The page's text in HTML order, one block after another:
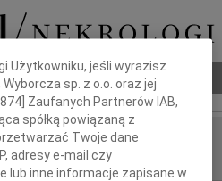
pogrzebowy
Pietrasińska
Użytkowniku, jeśli wyrazisz
sp. z o.o. oraz jej
874 ] Zaufanych Partnerów IAB,
spółką powiązaną z
Twoje dane
adresy e-mail czy
lub inne informacje zapisane w